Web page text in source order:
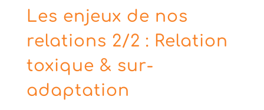
Les enjeux de nos
relations 2/2 : Relation
toxique & sur-
adaptation